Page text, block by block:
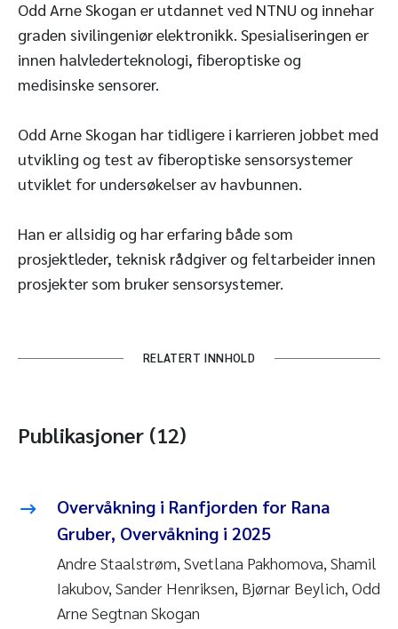
Odd Arne Skogan er utdannet ved NTNU og innehar
graden sivilingeniør elektronikk. Spesialiseringen er
innen halvlederteknologi, fiberoptiske og
medisinske sensorer.
Odd Arne Skogan har tidligere i karrieren jobbet med
utvikling og test av fiberoptiske sensorsystemer
utviklet for undersøkelser av havbunnen.
Han er allsidig og har erfaring både som
prosjektleder, teknisk rådgiver og feltarbeider innen
prosjekter som bruker sensorsystemer.
RELATERT INNHOLD
Publikasjoner (12)
Overvåkning i Ranfjorden for Rana
Gruber, Overvåkning i 2025
Andre Staalstrøm, Svetlana Pakhomova, Shamil
Iakubov, Sander Henriksen, Bjørnar Beylich, Odd
Arne Segtnan Skogan